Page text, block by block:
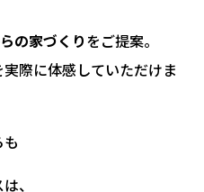
の家づくりをご提案。
際に体感していただけま
、